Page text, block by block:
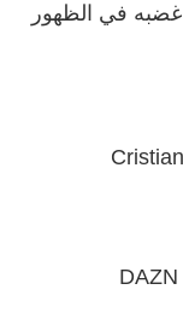
غضبه في الظهور